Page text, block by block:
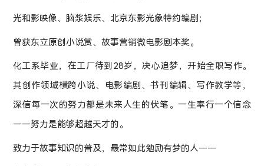
光和影映像、脑浆娱乐、北京东影光象特约编剧；
曾获东立原创小说赏、故事营销微电影剧本奖。
化工系毕业，在工厂待到28岁，决心追梦，开始全职写作。
其创作领域横跨小说、电影编剧、书刊编辑、写作教学等，
深信每一次的努力都是未来人生的伏笔。一生奉行一个信念
——努力是能够超越天才的。
致力于故事知识的普及，最常如此勉励有梦的人——